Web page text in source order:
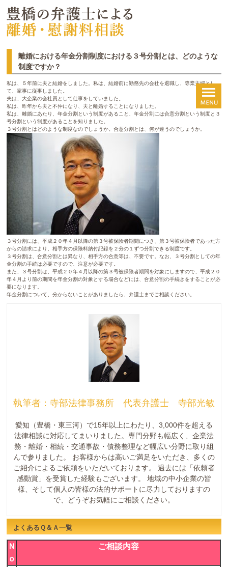
離婚における年金分割制度における３号分割とは、どのような
制度ですか？
私は、５年前に夫と結婚をしました。私は、結婚前に勤務先の会社を退職し、専業主婦とし
て、家事に従事しました。
夫は、大企業の会社員として仕事をしていました。
私は、昨年から夫と不仲になり、夫と離婚することになりました。
私は、離婚にあたり、年金分割という制度があること、年金分割には合意分割という制度と３
号分割という制度があることを知りました。
３号分割とはどのような制度なのでしょうか。合意分割とは、何が違うのでしょうか。
３号分割には、平成２０年４月以降の第３号被保険者期間につき、第３号被保険者であった方
からの請求により、相手方の保険料納付記録を２分の１ずつ分割できる制度です。
３号分割は、合意分割とは異なり、相手方の合意等は、不要です。なお、３号分割としての年
金分割の手続は必要ですので、注意が必要です。
また、３号分割は、平成２０年４月以降の第３号被保険者期間を対象にしますので、平成２０
年４月より前の期間を年金分割の対象とする場合などには、合意分割の手続きをすることが必
要になります。
年金分割について、分からないことがありましたら、弁護士までご相談ください。
執筆者：寺部法律事務所 代表弁護士 寺部光敏
愛知（豊橋・東三河）で15年以上にわたり、3,000件を超える
法律相談に対応してまいりました。専門分野も幅広く、企業法
務・離婚・相続・交通事故・債務整理など幅広い分野に取り組
んで参りました。 お客様からは高いご満足をいただき、多くの
ご紹介によるご依頼をいただいております。 過去には「依頼者
感動賞」を受賞した経験もございます。 地域の中小企業の皆
様、そして個人の皆様の法的サポートに尽力しておりますの
で、どうぞお気軽にご相談ください。
よくあるＱ＆Ａ一覧
Ｎ
ｏ
ご相談内容